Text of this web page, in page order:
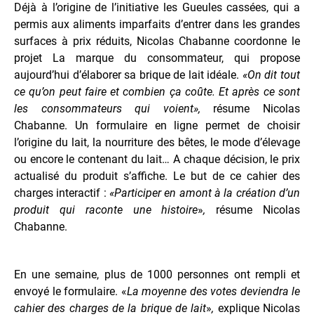
Déjà à l’origine de l’initiative les Gueules cassées, qui a
permis aux aliments imparfaits d’entrer dans les grandes
surfaces à prix réduits, Nicolas Chabanne coordonne le
projet La marque du consommateur, qui propose
aujourd’hui d’élaborer sa brique de lait idéale. «On dit tout
ce qu’on peut faire et combien ça coûte. Et après ce sont
les consommateurs qui voient», résume Nicolas
Chabanne. Un formulaire en ligne permet de choisir
l’origine du lait, la nourriture des bêtes, le mode d’élevage
ou encore le contenant du lait… A chaque décision, le prix
actualisé du produit s’affiche. Le but de ce cahier des
charges interactif : «Participer en amont à la création d’un
produit qui raconte une histoire», résume Nicolas
Chabanne.
En une semaine, plus de 1000 personnes ont rempli et
envoyé le formulaire. «La moyenne des votes deviendra le
cahier des charges de la brique de lait», explique Nicolas